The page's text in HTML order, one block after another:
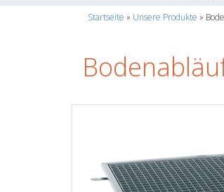
Startseite » Unsere Produkte »